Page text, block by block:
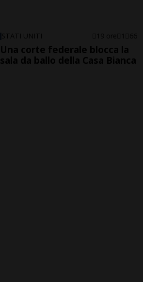
STATI UNITI 19 ore 1 66
Una corte federale blocca la
sala da ballo della Casa Bianca